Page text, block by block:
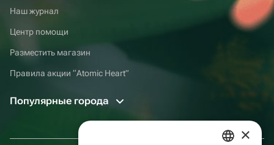
Наш журнал
Центр помощи
Разместить магазин
Правила акции “Atomic Heart”
Популярные города
×